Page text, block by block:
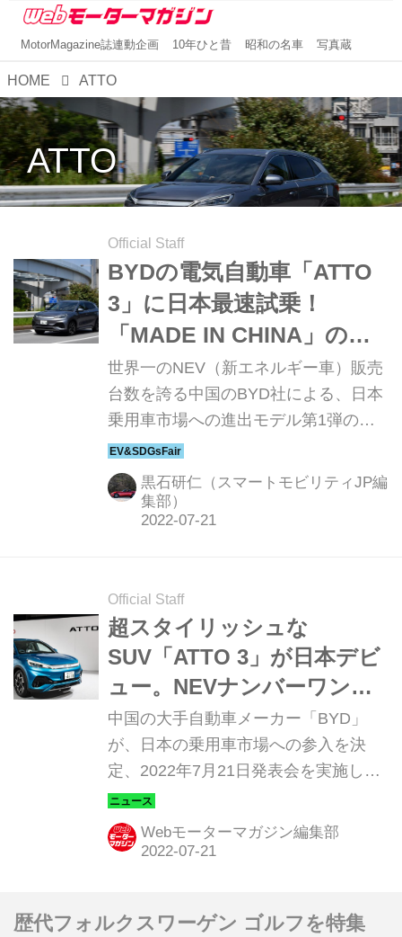
MotorMagazine誌連動企画 10年ひと昔 昭和の名車 写真蔵
HOME ATTO
ATTO
Official Staff
BYDの電気自動車「ATTO
3」に日本最速試乗！
「MADE IN CHINA」の最
新SUVってどんな感じ？
世界一のNEV（新エネルギー車）販売
台数を誇る中国のBYD社による、日本
乗用車市場への進出モデル第1弾の電
気自動車（BEV）で、SUVの「ATTO
3（アットスリー）」に試乗しまし
た。さっそくチャームポイントをチェ
ックしていきます。
黒石研仁（スマートモビリティJP編
集部）
Official Staff
超スタイリッシュな
SUV「ATTO 3」が日本デビ
ュー。NEVナンバーワンブ
ランド「BYD」が、最新
EV3車種の魅力をアピール
中国の大手自動車メーカー「BYD」
が、日本の乗用車市場への参入を決
定、2022年7月21日発表会を実施し
た。ブランドの強みは、豊富なEVライ
ンナップにある。スタイリッシュなミ
ドルサイズ電動SUV「ATTO 3（アッ
スタートすることになった。
Webモーターマガジン編集部
歴代フォルクスワーゲン ゴルフを特集